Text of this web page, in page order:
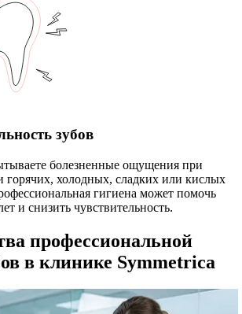
зубов
болезненные ощущения при
горячих, холодных, сладких или кислых
гигиена может помочь
и снизить чувствительность.
профессиональной
в клинике Symmetrica